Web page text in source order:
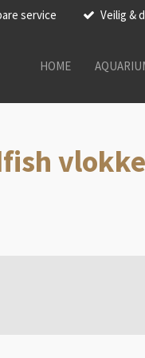
service Veilig &
HOME